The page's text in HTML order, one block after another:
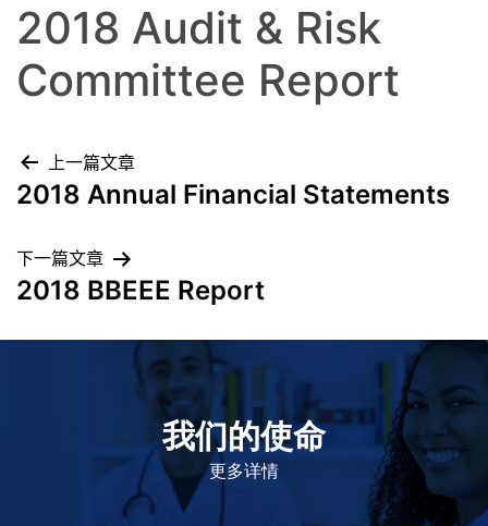
2018 Audit & Risk
Committee Report
上一篇文章
2018 Annual Financial Statements
下一篇文章
2018 BBEEE Report
我们的使命
更多详情
致力于提高患者的生命健康和质量